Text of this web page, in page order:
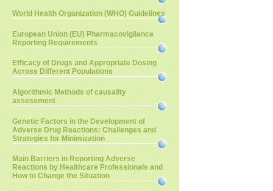
World Health Organization (WHO) Guidelines
European Union (EU) Pharmacovigilance
Reporting Requirements
Efficacy of Drugs and Appropriate Dosing
Across Different Populations
Algorithmic Methods of causality
assessment
Genetic Factors in the Development of
Adverse Drug Reactions: Challenges and
Strategies for Minimization
Main Barriers in Reporting Adverse
Reactions by Healthcare Professionals and
How to Change the Situation